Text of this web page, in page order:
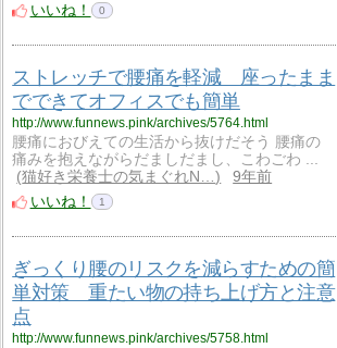
いいね！
0
ストレッチで腰痛を軽減 座ったまま
でできてオフィスでも簡単
http://www.funnews.pink/archives/5764.html
腰痛におびえての生活から抜けだそう 腰痛の
痛みを抱えながらだましだまし、こわごわ ...
猫好き栄養士の気まぐれN…
9年前
いいね！
1
ぎっくり腰のリスクを減らすための簡
単対策 重たい物の持ち上げ方と注意
点
http://www.funnews.pink/archives/5758.html